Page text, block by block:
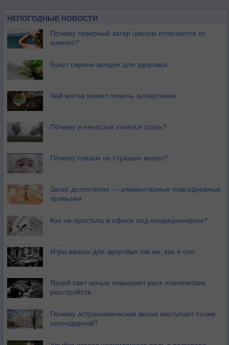
НЕПОГОДНЫЕ НОВОСТИ
Почему северный загар цветом отличается от
южного?
Букет сирени вреден для здоровья
Чай матча может помочь аллергикам
Почему в ненастье хочется спать?
Почему глазам не страшен мороз?
Залог долголетия — элементарные повседневные
привычки
Как не простыть в офисе под кондиционером?
Игры важны для здоровья так же, как и сон
Яркий свет ночью повышает риск психических
расстройств
Почему астрономическая весна наступает позже
календарной?